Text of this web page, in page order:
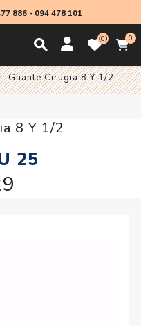
886- 094 478 101
0 0
Guante Cirugia 8 Y 1/2
8 Y 1/2
25